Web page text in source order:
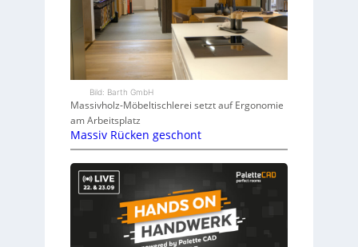
Bild: Barth GmbH
Massivholz-Möbeltischlerei setzt auf Ergonomie
am Arbeitsplatz
Massiv Rücken geschont